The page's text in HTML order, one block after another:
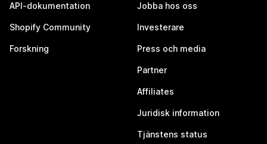
API-dokumentation
Shopify Community
Forskning
Jobba hos oss
Investerare
Press och media
Partner
Affiliates
Juridisk information
Tjänstens status